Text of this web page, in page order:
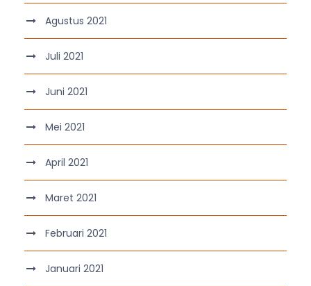
Agustus 2021
Juli 2021
Juni 2021
Mei 2021
April 2021
Maret 2021
Februari 2021
Januari 2021